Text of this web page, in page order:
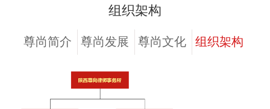
组织架构
尊尚简介 尊尚发展 尊尚文化 组织架构